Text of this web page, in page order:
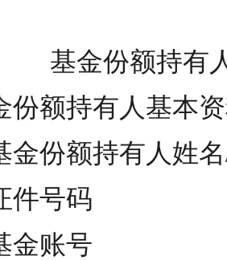
基金份
份额持有人基本
金份额持有人姓
件号码
金账号